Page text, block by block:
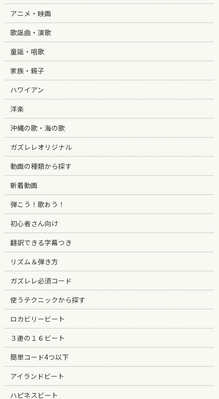
アニメ・映画
歌謡曲・演歌
童謡・唱歌
家族・親子
ハワイアン
洋楽
沖縄の歌・海の歌
ガズレレオリジナル
動画の種類から探す
新着動画
弾こう！歌おう！
初心者さん向け
翻訳できる字幕つき
リズム＆弾き方
ガズレレ必須コード
使うテクニックから探す
ロカビリービート
３連の１６ビート
簡単コード4つ以下
アイランドビート
ハピネスビート